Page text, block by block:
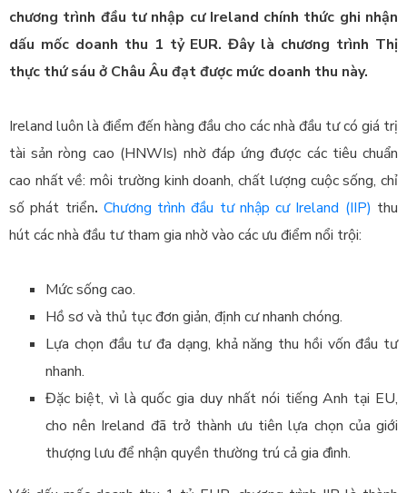
chương trình đầu tư nhập cư Ireland chính thức ghi nhận
dấu mốc doanh thu 1 tỷ EUR. Đây là chương trình Thị
thực thứ sáu ở Châu Âu đạt được mức doanh thu này.
Ireland luôn là điểm đến hàng đầu cho các nhà đầu tư có giá trị
tài sản ròng cao (HNWIs) nhờ đáp ứng được các tiêu chuẩn
cao nhất về: môi trường kinh doanh, chất lượng cuộc sống, chỉ
số phát triển. Chương trình đầu tư nhập cư Ireland (IIP) thu
hút các nhà đầu tư tham gia nhờ vào các ưu điểm nổi trội:
Mức sống cao.
Hồ sơ và thủ tục đơn giản, định cư nhanh chóng.
Lựa chọn đầu tư đa dạng, khả năng thu hồi vốn đầu tư
nhanh.
Đặc biệt, vì là quốc gia duy nhất nói tiếng Anh tại EU,
cho nên Ireland đã trở thành ưu tiên lựa chọn của giới
thượng lưu để nhận quyền thường trú cả gia đình.